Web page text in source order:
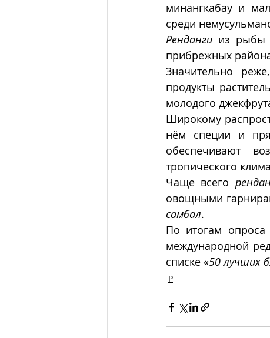
минангкабау и
среди
Ренданги из рыбы
прибрежных
Значительно
продукты
молодого
Широкому
нём специи и
обеспечивают
тропического
Чаще всего
овощными
самбал.
По итогам опроса
международной
списке «50 лучших
Р